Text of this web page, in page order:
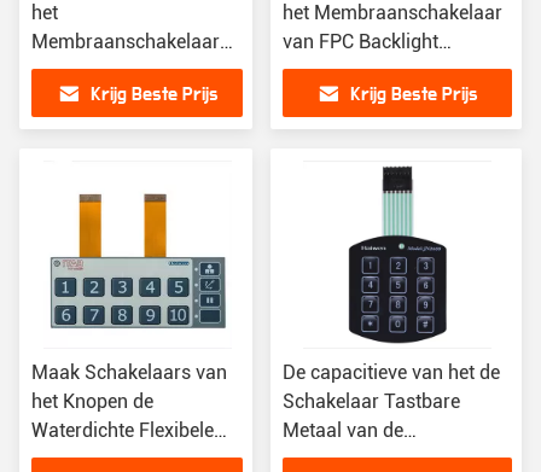
het
Membraanschakelaar
van de Waterweerstand
de Verlichte die in
Diverse Fieds wordt
Krijg Beste Prijs
het Membraanschakelaar
van FPC Backlight
Ingebedde Verlichte
Membraanschakelaar
Krijg Beste Prijs
Maak Schakelaars van
het Knopen de
Waterdichte Flexibele
Membraan met leiden in
De capacitieve van het de
Schakelaar Tastbare
Metaal van de
Membraanaanraking